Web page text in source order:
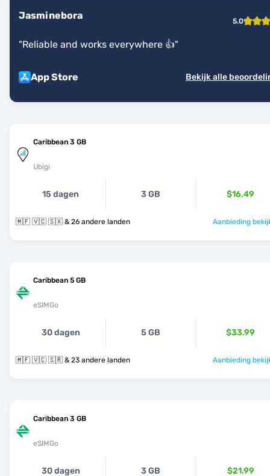
Jasminebora 5.0
"Reliable and works everywhere 👍"
App Store Bekijk alle
Caribbean 3 GB
Ubigi
15 dagen 3 GB $16.49
🇲🇫 🇻🇨 🇸🇽 & 26 andere landen Aanbieding
Caribbean 5 GB
eSIMGo
30 dagen 5 GB $33.99
🇲🇫 🇻🇨 🇸🇷 & 23 andere landen Aanbieding
Caribbean 3 GB
eSIMGo
30 dagen 3 GB $21.99